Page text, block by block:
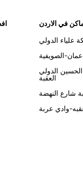
في الاردن
علياء الدولي
عمان-الصويفية
الدولي
العقبة
شارع النهضة
وادي عربة